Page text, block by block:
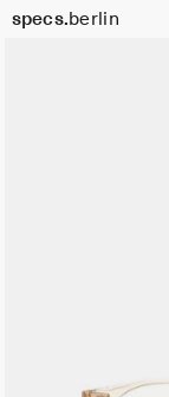
specs.berlin
Warenkorb